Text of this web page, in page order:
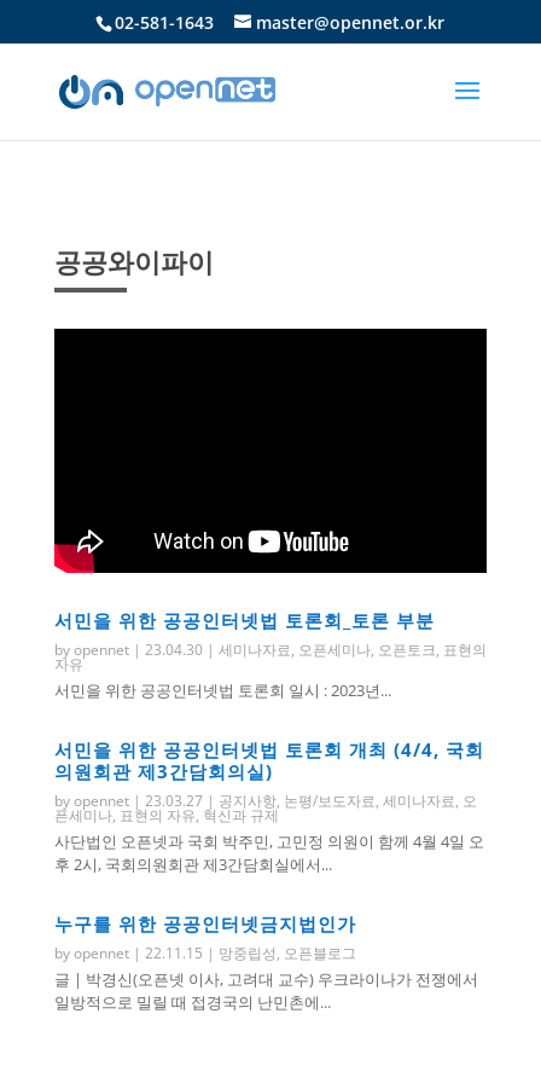
02-581-1643 master@opennet.or.kr
공공와이파이
서민을 위한 공공인터넷법 토론회_토론 부분
byopennet| 23.04.30 | 세미나자료, 오픈세미나, 오픈토크, 표현의
자유
서민을 위한 공공인터넷법 토론회 일시 : 2023년...
서민을 위한 공공인터넷법 토론회 개최 (4/4, 국회
의원회관 제3간담회의실)
byopennet| 23.03.27| 공지사항, 논평/보도자료, 세미나자료, 오
픈세미나, 표현의 자유, 혁신과 규제
사단법인 오픈넷과 국회 박주민, 고민정 의원이 함께 4월 4일 오
후 2시, 국회의원회관 제3간담회실에서...
누구를 위한 공공인터넷금지법인가
byopennet| 22.11.15 | 망중립성, 오픈블로그
글 | 박경신(오픈넷 이사, 고려대 교수) 우크라이나가 전쟁에서
일방적으로 밀릴 때 접경국의 난민촌에...